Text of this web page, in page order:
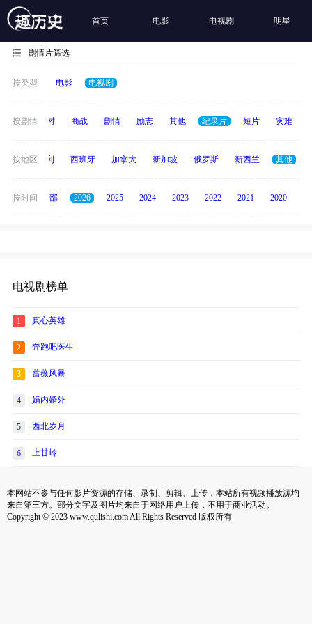
首页 电影 电视剧 明星
剧情片筛选
按类型 电影 电视剧
按剧情
历史 乡村 商战 剧情 励志 其他 纪录片 短片 灾难
按地区
度 意大利 西班牙 加拿大 新加坡 俄罗斯 新西兰 其他
按时间 全部 2026 2025 2024 2023 2022 2021 2020
电视剧榜单
1 真心英雄
2 奔跑吧医生
3 蔷薇风暴
4 婚内婚外
5 西北岁月
6 上甘岭
本网站不参与任何影片资源的存储、录制、剪辑、上传，本站所有视频播放源均
来自第三方。部分文字及图片均来自于网络用户上传，不用于商业活动。
Copyright © 2023 www.qulishi.com All Rights Reserved 版权所有